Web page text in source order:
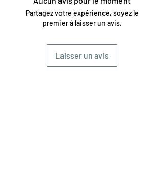
Partagez votre expérience, soyez le
premier à laisser un avis.
Laisser un avis